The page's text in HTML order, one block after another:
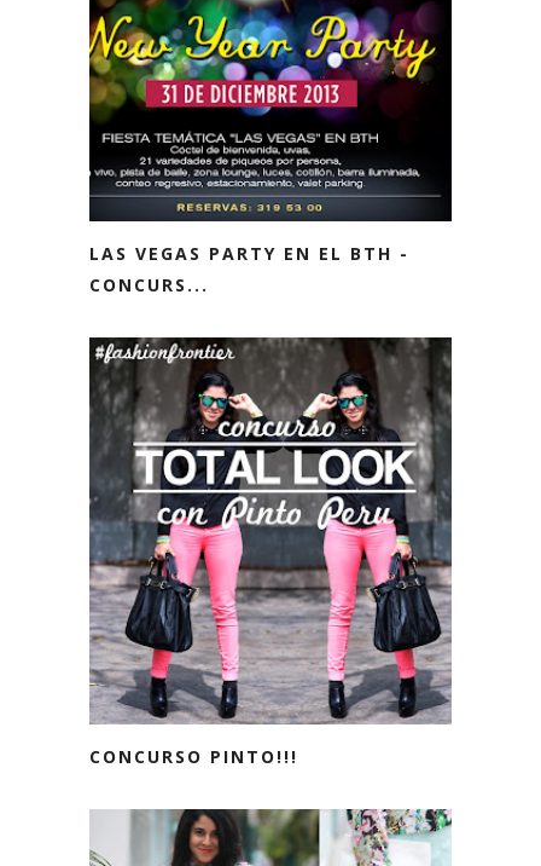
LAS VEGAS PARTY EN EL BTH -
CONCURS...
CONCURSO PINTO!!!